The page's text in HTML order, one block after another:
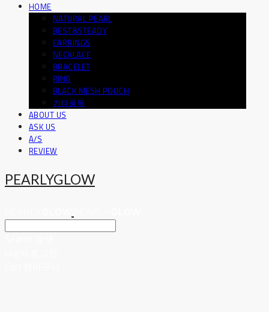
HOME
NATURAL PEARL
BEST&STEADY
EARRINGS
NECKLACE
BRACELET
RING
BLACK MESH POUCH
기타품목
ABOUT US
ASK US
A/S
REVIEW
PEARLYGLOW